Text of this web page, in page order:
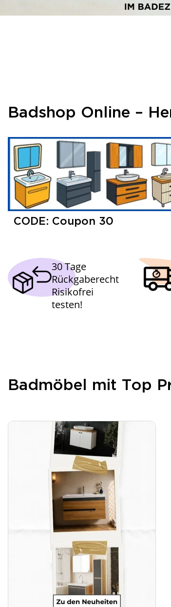
Badshop Online –
CODE: Coupon 30
30 Tage
Rückgaberecht
Risikofrei
testen!
Badmöbel mit Top